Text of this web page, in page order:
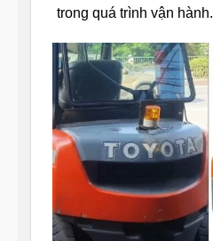
trong quá trình vận hành.